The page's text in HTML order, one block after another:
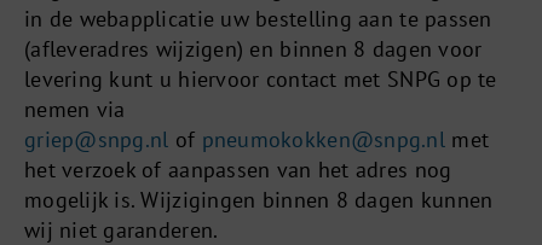
in de webapplicatie uw bestelling aan te passen
(afleveradres wijzigen) en binnen 8 dagen voor
levering kunt u hiervoor contact met SNPG op te
nemen via
griep@snpg.nl of pneumokokken@snpg.nl met
het verzoek of aanpassen van het adres nog
mogelijk is. Wijzigingen binnen 8 dagen kunnen
wij niet garanderen.